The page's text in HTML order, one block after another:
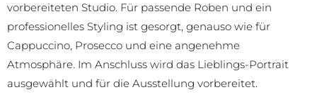
vorbereiteten Studio. Für passende Roben und ein
professionelles Styling ist gesorgt, genauso wie für
Cappuccino, Prosecco und eine angenehme
Atmosphäre. Im Anschluss wird das Lieblings-Portrait
ausgewählt und für die Ausstellung vorbereitet.